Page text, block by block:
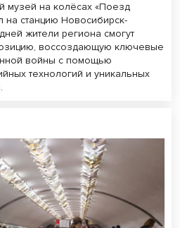
музей на колёсах «Поезд
станцию Новосибирск-
жители региона смогут
воссоздающую ключевые
войны с помощью
технологий и уникальных